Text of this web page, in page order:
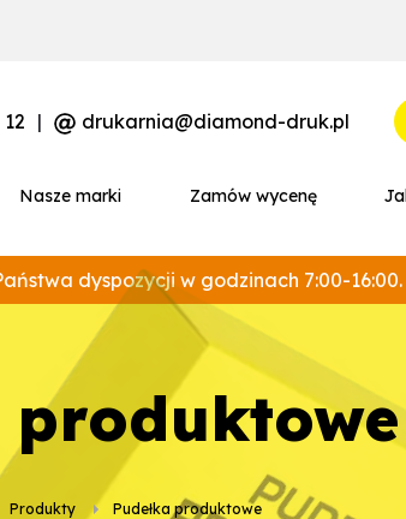
Nasze marki Zamów wycenę
| drukarnia@diamond-druk.pl
dyspozycji w godzinach 7:00-16:00.
Produkty Pudełka produktowe
produktowe